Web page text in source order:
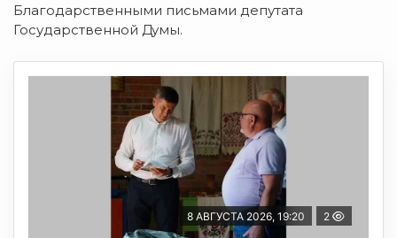
Благодарственными письмами депутата
Государственной Думы.
8 АВГУСТА 2026, 19:20 2